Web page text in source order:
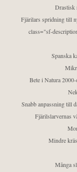
Drastisk
Fjärilars spridning till
class="sf-
Spanska
Bete i Natura
Snabb anpassning till
Fjärilslarvernas
Mindre
Många